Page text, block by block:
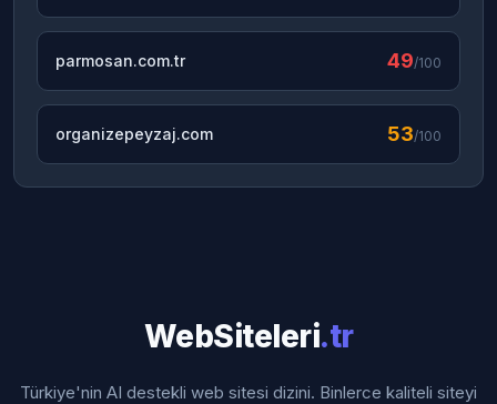
parmosan.com.tr 49/100
organizepeyzaj.com 53/100
WebSiteleri.tr
Türkiye'nin AI destekli web sitesi dizini. Binlerce kaliteli siteyi